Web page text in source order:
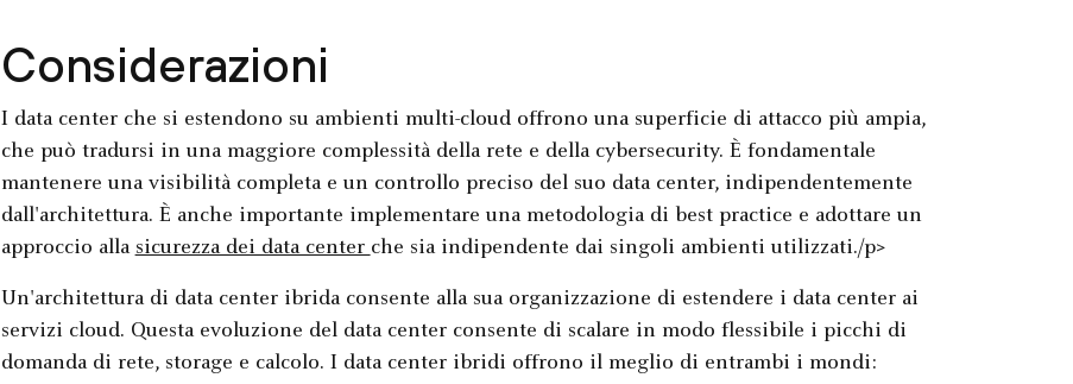
Considerazioni
I data center che si estendono su ambienti multi-cloud offrono una superficie di attacco più ampia,
che può tradursi in una maggiore complessità della rete e della cybersecurity. È fondamentale
mantenere una visibilità completa e un controllo preciso del suo data center, indipendentemente
dall'architettura. È anche importante implementare una metodologia di best practice e adottare un
approccio alla sicurezza dei data center che sia indipendente dai singoli ambienti utilizzati./p>
Un'architettura di data center ibrida consente alla sua organizzazione di estendere i data center ai
servizi cloud. Questa evoluzione del data center consente di scalare in modo flessibile i picchi di
domanda di rete, storage e calcolo. I data center ibridi offrono il meglio di entrambi i mondi: